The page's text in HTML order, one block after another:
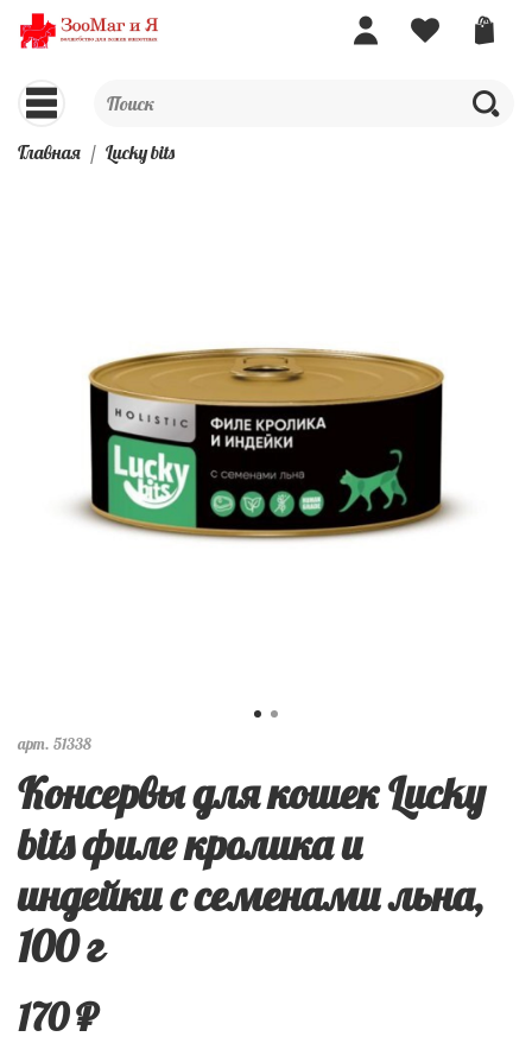
Главная Lucky bits
арт. 51338
Консервы для кошек Lucky
bits филе кролика и
индейки с семенами льна,
100 г
170 ₽